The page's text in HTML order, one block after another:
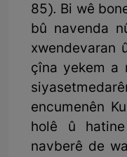
85). Bi wê
bû navenda
xwendevaran
çîna yekem a
encumenên
holê û
navberê de